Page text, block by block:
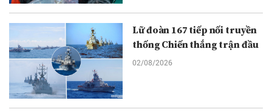
Lữ đoàn 167 tiếp nối truyền
thống Chiến thắng trận đầu
02/08/2026